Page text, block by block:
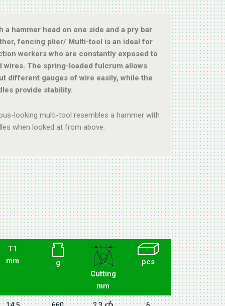
a hammer head on one side and a pry bar
fencing plier/ Multi-tool is an ideal for
workers who are constantly exposed to
wires. The spring-loaded fulcrum allows
different gauges of wire easily, while the
provide stability.
looking multi-tool resembles a hammer with
when looked at from above.
T1
mm
g
Cutting
mm
pcs